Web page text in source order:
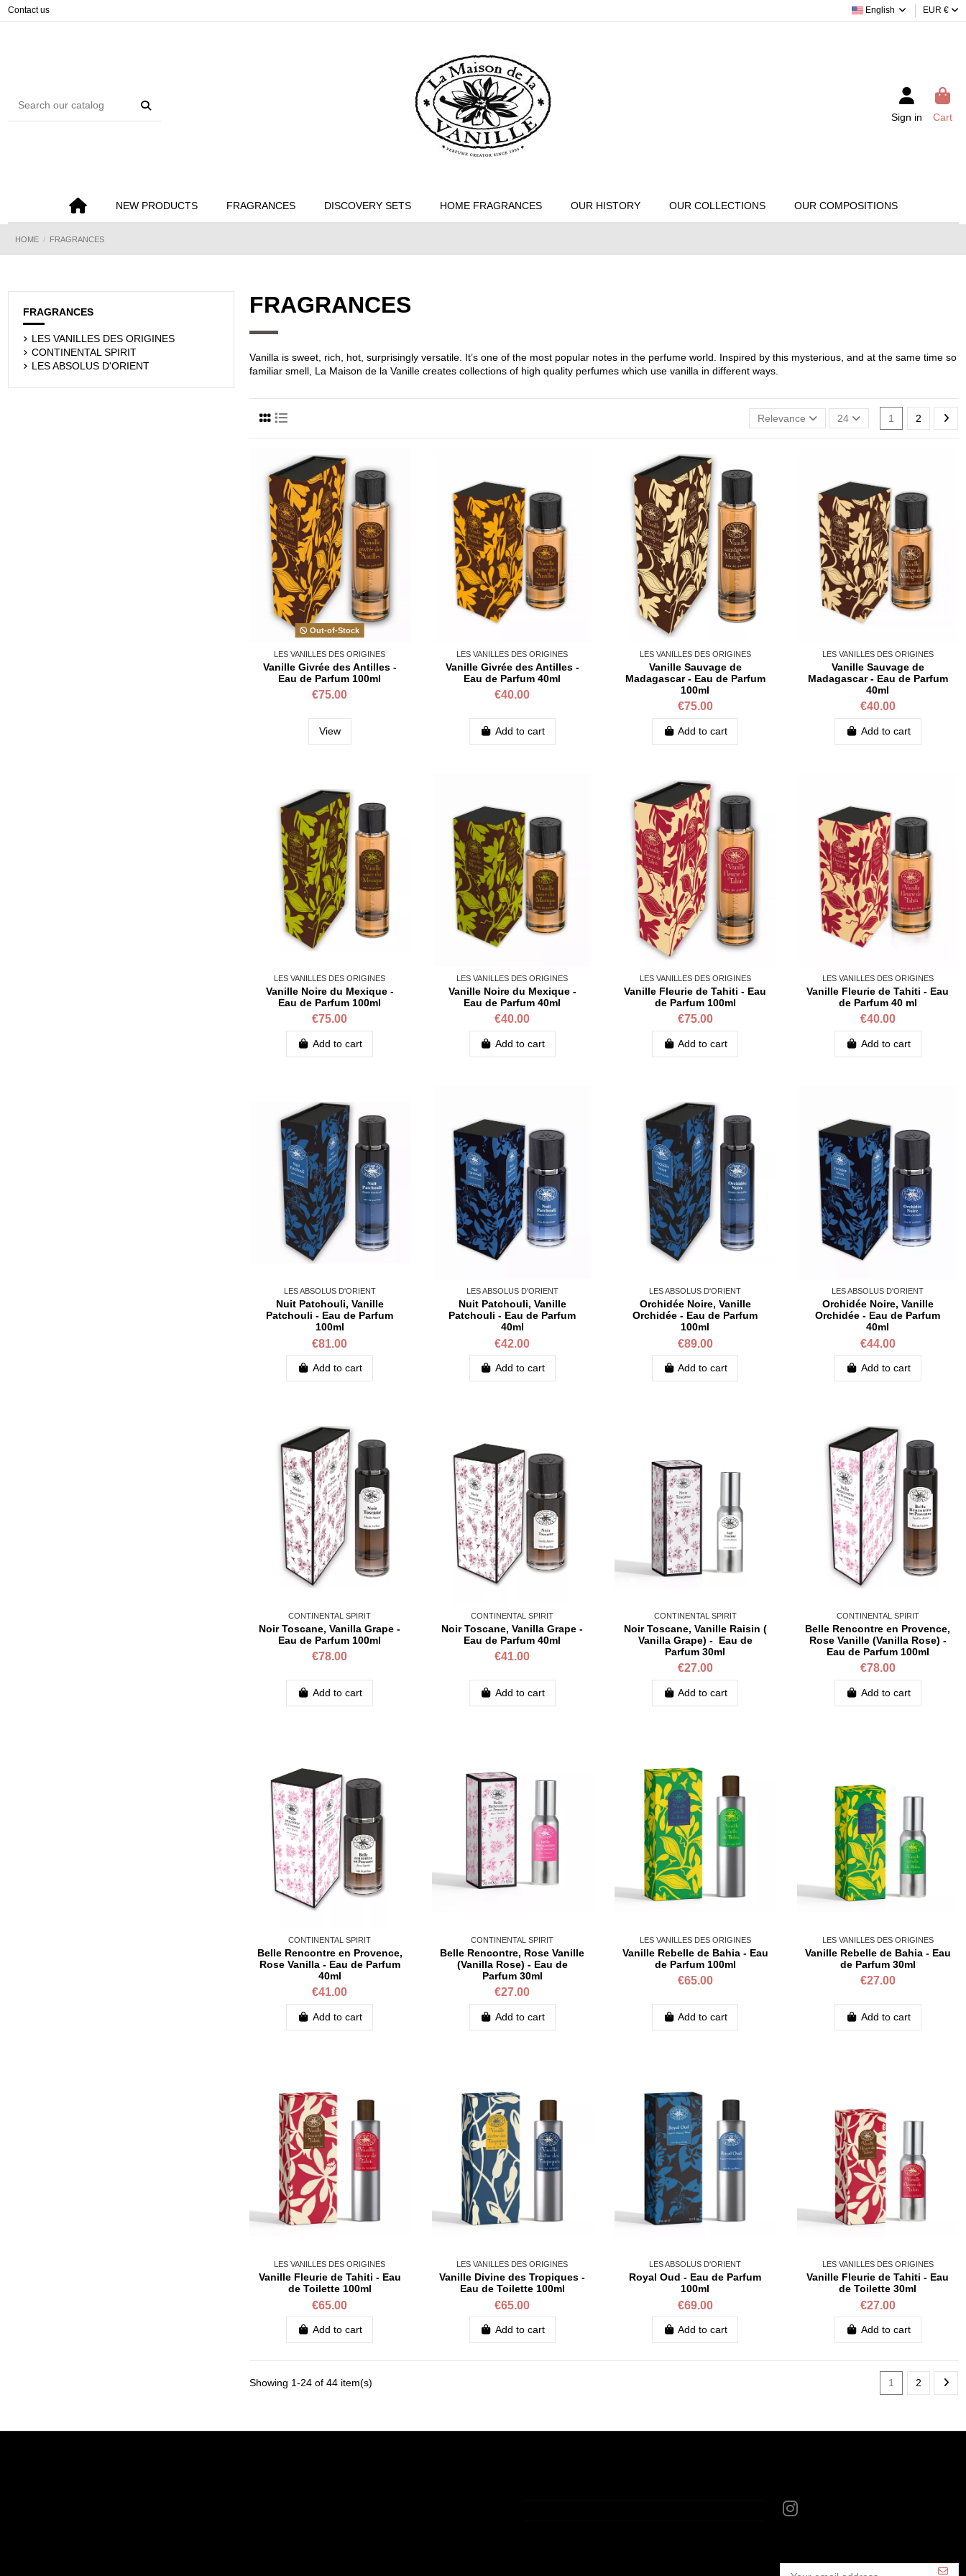
Contact us English EUR €
Sign in Cart
NEW PRODUCTS FRAGRANCES DISCOVERY SETS HOME FRAGRANCES OUR HISTORY OUR COLLECTIONS OUR COMPOSITIONS
HOME FRAGRANCES
FRAGRANCES
Vanilla is sweet, rich, hot, surprisingly versatile. It’s one of the most popular notes in the perfume world. Inspired by this mysterious, and at the same time so
familiar smell, La Maison de la Vanille creates collections of high quality perfumes which use vanilla in different ways.
Relevance 24 1 2
Out-of-Stock
LES VANILLES DES ORIGINES
Vanille Givrée des Antilles -
Eau de Parfum 100ml
€75.00
View
LES VANILLES DES ORIGINES
Vanille Givrée des Antilles -
Eau de Parfum 40ml
€40.00
Add to cart
LES VANILLES DES ORIGINES
Vanille Sauvage de
Madagascar - Eau de Parfum
100ml
€75.00
Add to cart
LES VANILLES DES ORIGINES
Vanille Sauvage de
Madagascar - Eau de Parfum
40ml
€40.00
Add to cart
LES VANILLES DES ORIGINES
Vanille Noire du Mexique -
Eau de Parfum 100ml
€75.00
Add to cart
LES VANILLES DES ORIGINES
Vanille Noire du Mexique -
Eau de Parfum 40ml
€40.00
Add to cart
LES VANILLES DES ORIGINES
Vanille Fleurie de Tahiti - Eau
de Parfum 100ml
€75.00
Add to cart
LES VANILLES DES ORIGINES
Vanille Fleurie de Tahiti - Eau
de Parfum 40 ml
€40.00
Add to cart
LES ABSOLUS D'ORIENT
Nuit Patchouli, Vanille
Patchouli - Eau de Parfum
100ml
€81.00
Add to cart
LES ABSOLUS D'ORIENT
Nuit Patchouli, Vanille
Patchouli - Eau de Parfum
40ml
€42.00
Add to cart
LES ABSOLUS D'ORIENT
Orchidée Noire, Vanille
Orchidée - Eau de Parfum
100ml
€89.00
Add to cart
LES ABSOLUS D'ORIENT
Orchidée Noire, Vanille
Orchidée - Eau de Parfum
40ml
€44.00
Add to cart
CONTINENTAL SPIRIT
Noir Toscane, Vanilla Grape -
Eau de Parfum 100ml
€78.00
Add to cart
CONTINENTAL SPIRIT
Noir Toscane, Vanilla Grape -
Eau de Parfum 40ml
€41.00
Add to cart
CONTINENTAL SPIRIT
Noir Toscane, Vanille Raisin (
Vanilla Grape) - Eau de
Parfum 30ml
€27.00
Add to cart
CONTINENTAL SPIRIT
Belle Rencontre en Provence,
Rose Vanille (Vanilla Rose) -
Eau de Parfum 100ml
€78.00
Add to cart
CONTINENTAL SPIRIT
Belle Rencontre en Provence,
Rose Vanilla - Eau de Parfum
40ml
€41.00
Add to cart
CONTINENTAL SPIRIT
Belle Rencontre, Rose Vanille
(Vanilla Rose) - Eau de
Parfum 30ml
€27.00
Add to cart
LES VANILLES DES ORIGINES
Vanille Rebelle de Bahia - Eau
de Parfum 100ml
€65.00
Add to cart
LES VANILLES DES ORIGINES
Vanille Rebelle de Bahia - Eau
de Parfum 30ml
€27.00
Add to cart
LES VANILLES DES ORIGINES
Vanille Fleurie de Tahiti - Eau
de Toilette 100ml
€65.00
Add to cart
LES VANILLES DES ORIGINES
Vanille Divine des Tropiques -
Eau de Toilette 100ml
€65.00
Add to cart
LES ABSOLUS D'ORIENT
Royal Oud - Eau de Parfum
100ml
€69.00
Add to cart
LES VANILLES DES ORIGINES
Vanille Fleurie de Tahiti - Eau
de Toilette 30ml
€27.00
Add to cart
Showing 1-24 of 44 item(s) 1 2
FRAGRANCES
LES VANILLES DES ORIGINES
CONTINENTAL SPIRIT
LES ABSOLUS D'ORIENT
Cookies management panel